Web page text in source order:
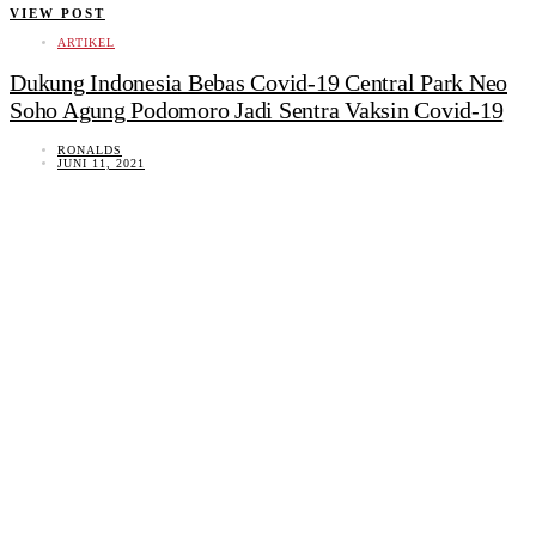
VIEW POST
ARTIKEL
Dukung Indonesia Bebas Covid-19 Central Park Neo
Soho Agung Podomoro Jadi Sentra Vaksin Covid-19
RONALDS
JUNI 11, 2021